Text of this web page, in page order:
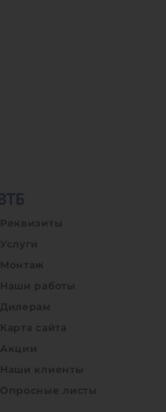
Реквизиты
Услуги
Монтаж
Наши работы
Дилерам
Карта сайта
Акции
Наши клиенты
Опросные листы